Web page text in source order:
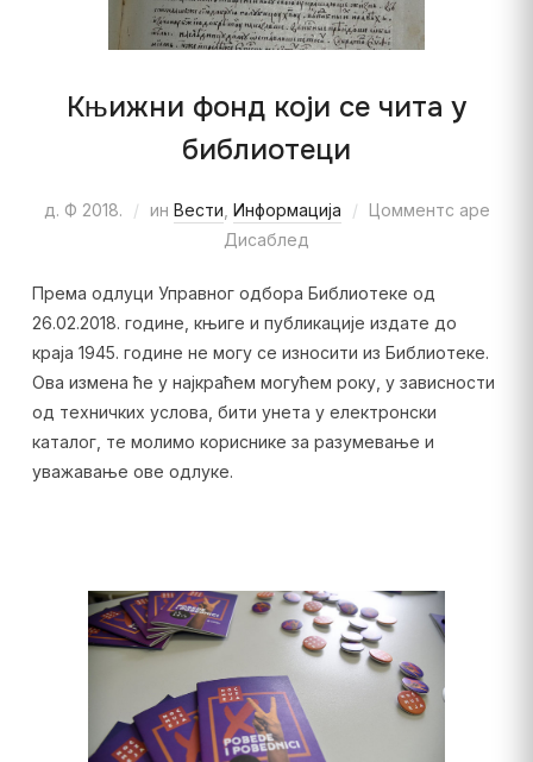
Књижни фонд који се чита у
библиотеци
д. Ф 2018. ин Вести Информација
Цомментс аре
Дисаблед
Према одлуци Управног одбора Библиотеке од
26.02.2018. године, књиге и публикације издате до
краја 1945. године не могу се износити из Библиотеке.
Ова измена ће у најкраћем могућем року, у зависности
од техничких услова, бити унета у електронски
каталог, те молимо кориснике за разумевање и
уважавање ове одлуке.